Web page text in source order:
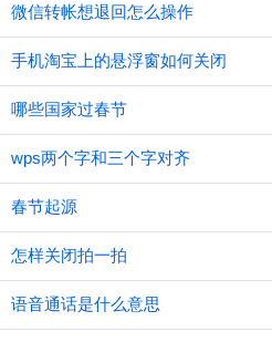
微信转帐想退回怎么操作
手机淘宝上的悬浮窗如何关闭
哪些国家过春节
wps两个字和三个字对齐
春节起源
怎样关闭拍一拍
语音通话是什么意思